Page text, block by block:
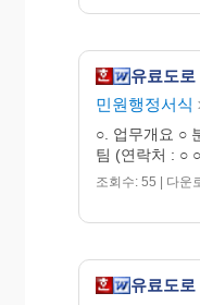
민원행정서식
○. 업무개요 ○
팀 (연락처 : ○ ○
조회수: 55 | 다운